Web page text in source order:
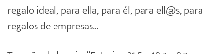
regalo ideal, para ella, para él, para ell@s, para
regalos de empresas…